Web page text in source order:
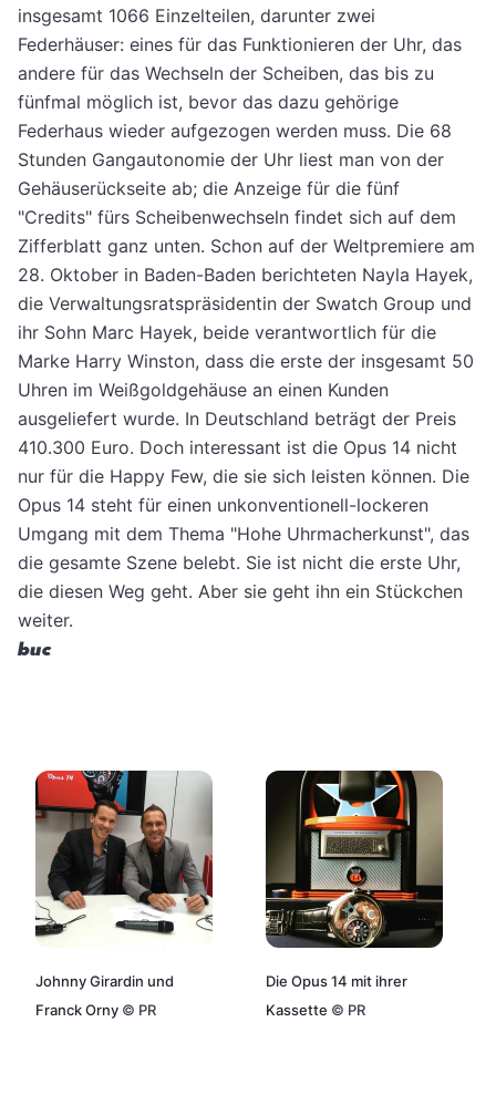
insgesamt 1066 Einzelteilen, darunter zwei
Federhäuser: eines für das Funktionieren der Uhr, das
andere für das Wechseln der Scheiben, das bis zu
fünfmal möglich ist, bevor das dazu gehörige
Federhaus wieder aufgezogen werden muss. Die 68
Stunden Gangautonomie der Uhr liest man von der
Gehäuserückseite ab; die Anzeige für die fünf
"Credits" fürs Scheibenwechseln findet sich auf dem
Zifferblatt ganz unten. Schon auf der Weltpremiere am
28. Oktober in Baden-Baden berichteten Nayla Hayek,
die Verwaltungsratspräsidentin der Swatch Group und
ihr Sohn Marc Hayek, beide verantwortlich für die
Marke Harry Winston, dass die erste der insgesamt 50
Uhren im Weißgoldgehäuse an einen Kunden
ausgeliefert wurde. In Deutschland beträgt der Preis
410.300 Euro. Doch interessant ist die Opus 14 nicht
nur für die Happy Few, die sie sich leisten können. Die
Opus 14 steht für einen unkonventionell-lockeren
Umgang mit dem Thema "Hohe Uhrmacherkunst", das
die gesamte Szene belebt. Sie ist nicht die erste Uhr,
die diesen Weg geht. Aber sie geht ihn ein Stückchen
weiter.
buc
Johnny Girardin und
Franck Orny © PR
Die Opus 14 mit ihrer
Kassette © PR